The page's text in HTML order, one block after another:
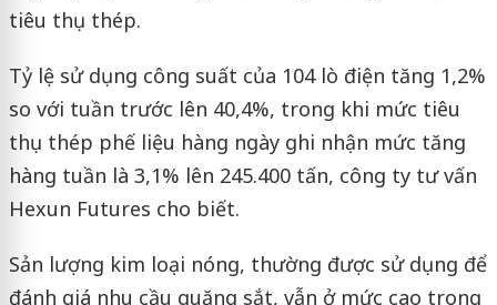
tiêu thụ thép.
Tỷ lệ sử dụng công suất của 104 lò điện tăng 1,2%
so với tuần trước lên 40,4%, trong khi mức tiêu
thụ thép phế liệu hàng ngày ghi nhận mức tăng
hàng tuần là 3,1% lên 245.400 tấn, công ty tư vấn
Hexun Futures cho biết.
Sản lượng kim loại nóng, thường được sử dụng để
đánh giá nhu cầu quặng sắt, vẫn ở mức cao trong